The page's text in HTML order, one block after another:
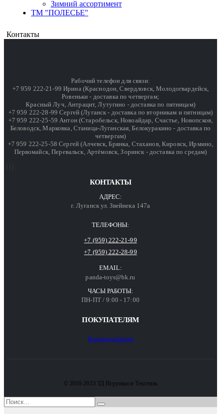
Зимний ассортимент
ТМ "ПОЛЕСЬЕ"
Контакты
Рабочий телефон для связи:
+7 959 222-21-99 Ирина (Краснодон, Свердловск, Молодогвардейск,
Ровеньки - доставка по четвергам;
Красный Луч, Антрацит, Лутугино - доставка по пятницам)
+7 959 222-28-99 Сергей (Луганск - доставка по вторникам и пятницам)
+7 959 222-25-59 Антон (Старобельск, Новоайдар, Счастье, Новопсков,
Беловодск, Марковка, Станица-Луганская, Белокуракино - доставка по
четвергам)
+7 959 222-25-58 Сергей (Алчевск, Брянка, Стаханов, Кировск, Ирмино,
Первомайск, Перевальск, Артёмовск, Зоринск - доставка по средам)
КОНТАКТЫ
АДРЕС:
г. Луганск ул. Звейнека 147а
ТЕЛЕФОНЫ:
+7 (959) 222-21-99
+7 (959) 222-28-99
EMAIL:
panda-toys@bk.ru
ЧАСЫ РАБОТЫ:
ПН-ПТ / 9:00 - 17:00
ПОКУПАТЕЛЯМ
КонтактыАкции
© 2010-2023 ТД Игрушки и Текстиль